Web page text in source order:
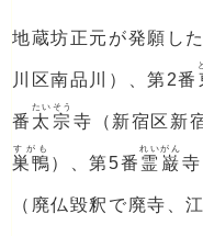
地蔵坊正元が発願し
川区南品川）、第2番
番 太宗
たいそう
寺（新宿区新
巣鴨
すがも
）、第5番 霊巌
れいがん
（廃仏毀釈で廃寺、